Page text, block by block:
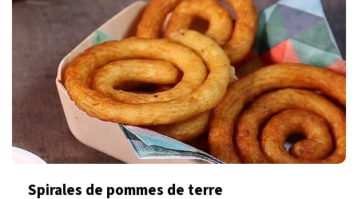
Spirales de pommes de terre